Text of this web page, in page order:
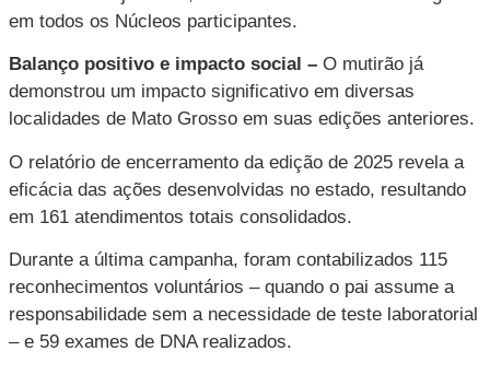
em todos os Núcleos participantes.
Balanço positivo e impacto social – O mutirão já
demonstrou um impacto significativo em diversas
localidades de Mato Grosso em suas edições anteriores.
O relatório de encerramento da edição de 2025 revela a
eficácia das ações desenvolvidas no estado, resultando
em 161 atendimentos totais consolidados.
Durante a última campanha, foram contabilizados 115
reconhecimentos voluntários – quando o pai assume a
responsabilidade sem a necessidade de teste laboratorial
– e 59 exames de DNA realizados.